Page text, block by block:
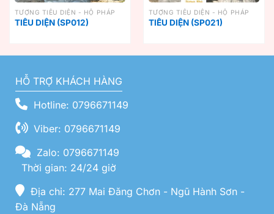
TƯỢNG TIÊU DIỆN - HỘ PHÁP
TIÊU DIỆN (SP012)
TƯỢNG TIÊU DIỆN - HỘ PHÁP
TIÊU DIỆN (SP021)
HỖ TRỢ KHÁCH HÀNG
Hotline: 0796671149
Viber: 0796671149
Zalo: 0796671149
Thời gian: 24/24 giờ
Địa chỉ: 277 Mai Đăng Chơn - Ngũ Hành Sơn -
Đà Nẵng